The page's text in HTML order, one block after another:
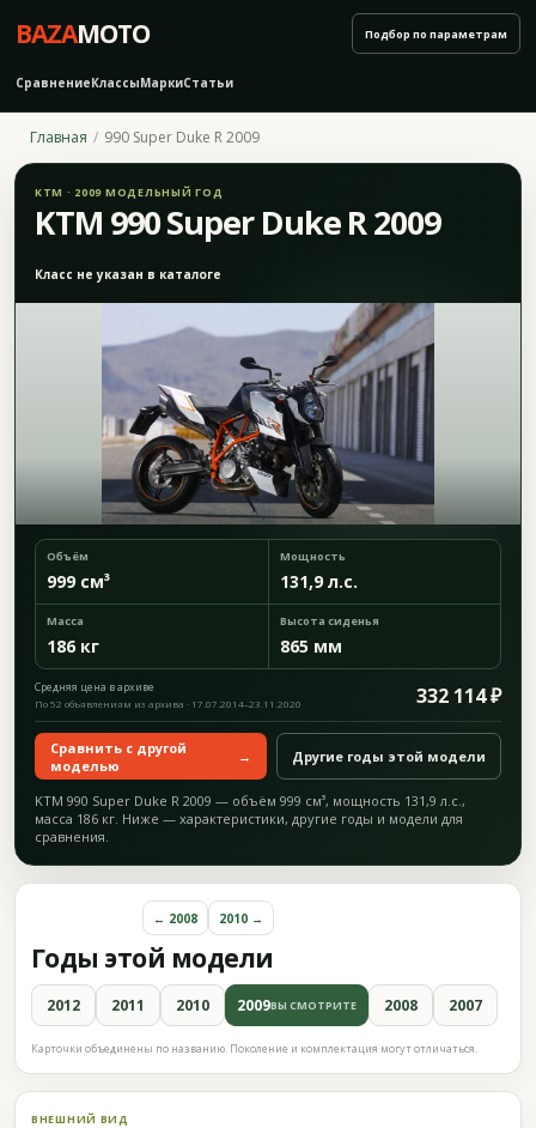
BAZAMOTO
СравнениеКлассыМаркиСтатьи
Подбор по параметрам
Главная 990 Super Duke R 2009
KTM · 2009 МОДЕЛЬНЫЙ ГОД
KTM 990 Super Duke R 2009
Класс не указан в каталоге
Объём
999 см³
Мощность
131,9 л.с.
Масса
186 кг
Высота сиденья
865 мм
Средняя цена в архиве 332 114 ₽
По 52 объявлениям из архива · 17.07.2014–23.11.2020
Сравнить с другой
моделью
→ Другие годы этой модели
KTM 990 Super Duke R 2009 — объём 999 см³, мощность 131,9 л.с.,
масса 186 кг. Ниже — характеристики, другие годы и модели для
сравнения.
Годы этой модели
← 2008 2010 →
2012 2011 2010 2009ВЫ СМОТРИТЕ 2008 2007
Карточки объединены по названию. Поколение и комплектация могут отличаться.
ВНЕШНИЙ ВИД